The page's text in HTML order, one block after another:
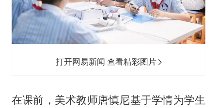
打开网易新闻 查看精彩图片
在课前，美术教师唐慎尼基于学情为学生